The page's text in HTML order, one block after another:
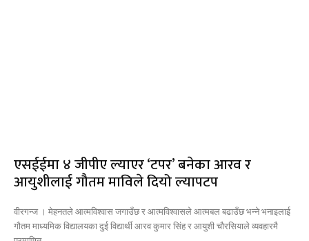
एसईईमा ४ जीपीए ल्याएर ‘टपर’ बनेका आरव र
आयुशीलाई गौतम माविले दियो ल्यापटप
वीरगन्ज । मेहनतले आत्मविश्वास जगाउँछ र आत्मविश्वासले आत्मबल बढाउँछ भन्ने भनाइलाई
गौतम माध्यमिक विद्यालयका दुई विद्यार्थी आरव कुमार सिंह र आयुशी चौरसियाले व्यवहारमै